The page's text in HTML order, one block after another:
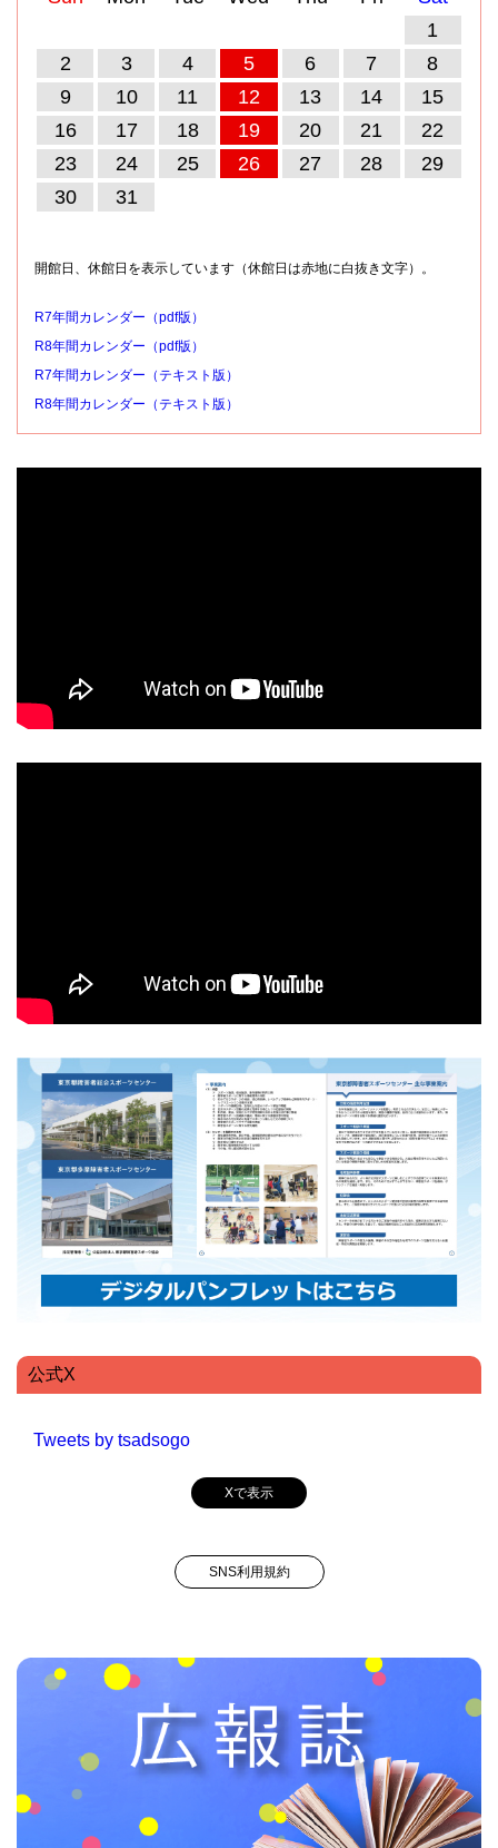
1
2
3 4 5 6 7
8
9
10 11 12 13 14
15
16
17 18 19 20 21
22
23
24 25 26 27 28
29
30
31
開館日、休館日を表示しています（休館日は赤地に白抜き文字）。
R7年間カレンダー（pdf版）
R8年間カレンダー（pdf版）
R7年間カレンダー（テキスト版）
R8年間カレンダー（テキスト版）
公式X
Tweets by tsadsogo
Xで表示
SNS利用規約